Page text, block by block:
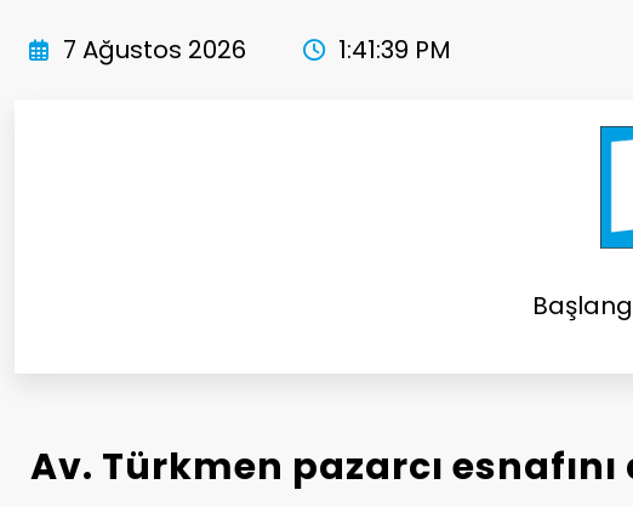
atla
7 Ağustos 2026 1:41:42 PM
Av. Türkmen pazarcı